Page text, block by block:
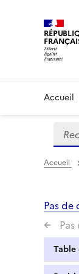
Accueil
de
Accueil
Pas
Table